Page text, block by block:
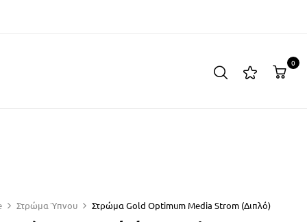
0
Στρώμα Ύπνου Στρώμα Gold Optimum Media Strom (Διπλό)